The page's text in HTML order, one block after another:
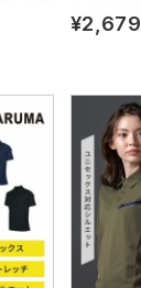
¥2,679